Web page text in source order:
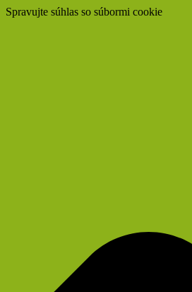
Spravujte súhlas so súbormi cookie